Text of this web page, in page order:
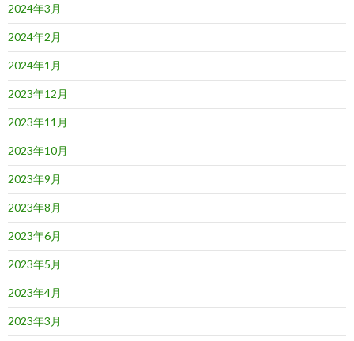
2024年3月
2024年2月
2024年1月
2023年12月
2023年11月
2023年10月
2023年9月
2023年8月
2023年6月
2023年5月
2023年4月
2023年3月